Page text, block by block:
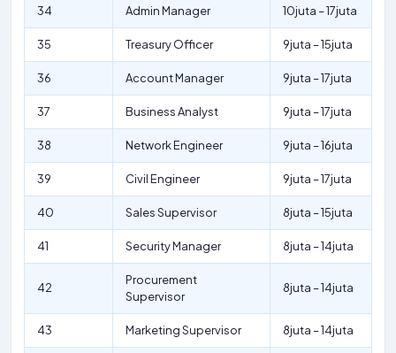
34 Admin Manager 10juta – 17juta
35 Treasury Officer 9juta – 15juta
36 Account Manager 9juta – 17juta
37 Business Analyst 9juta – 17juta
38 Network Engineer 9juta – 16juta
39 Civil Engineer 9juta – 17juta
40 Sales Supervisor 8juta – 15juta
41 Security Manager 8juta – 14juta
42
Procurement
Supervisor
8juta – 14juta
43 Marketing Supervisor 8juta – 14juta